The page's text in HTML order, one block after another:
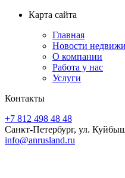
Карта сайта
Главная
Новости
О компании
Работа у нас
Услуги
Контакты
+7 812 498 48 48
Санкт-Петербург, ул.
info@anrusland.ru